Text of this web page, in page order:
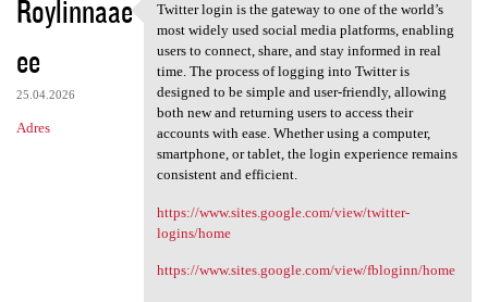
Roylinnaae
ee
25.04.2026
Adres
Twitter login is the gateway
Twitter login is the gateway to one of the world’s
most widely used social media platforms, enabling
users to connect, share, and stay informed in real
time. The process of logging into Twitter is
designed to be simple and user-friendly, allowing
both new and returning users to access their
accounts with ease. Whether using a computer,
smartphone, or tablet, the login experience remains
consistent and efficient.
https://www.sites.google.com/view/twitter-
logins/home
https://www.sites.google.com/view/fbloginn/home